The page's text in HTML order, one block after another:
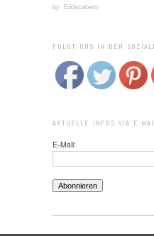
by Eddscabero
FOLGT UNS IN DEN
AKTUELLE INFOS VIA E-
E-Mail: